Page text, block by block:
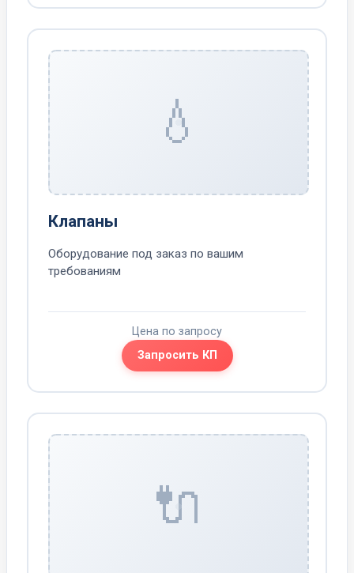
💧
Клапаны
Оборудование под заказ по вашим
требованиям
Цена по запросу
Запросить КП
🔌